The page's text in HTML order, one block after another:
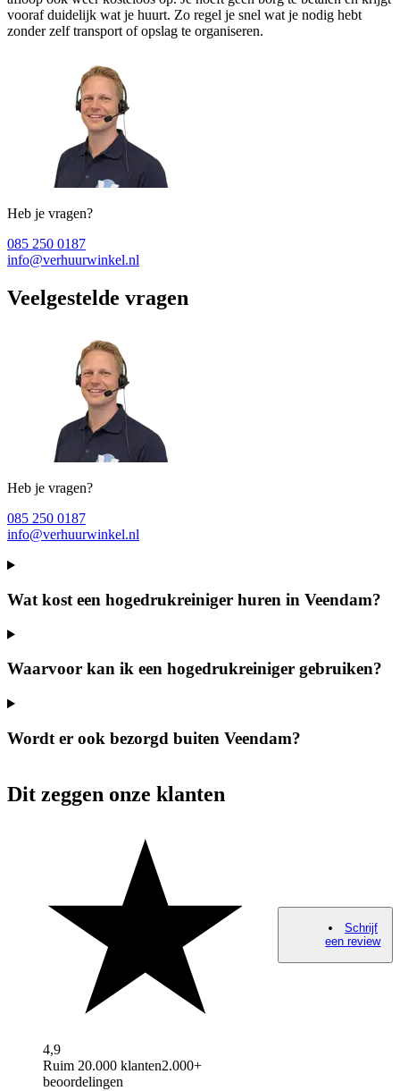
vooraf duidelijk wat je huurt. Zo regel je snel wat je nodig hebt
zonder zelf transport of opslag te organiseren.
Heb je vragen?
085 250 0187
info@verhuurwinkel.nl
Veelgestelde vragen
Heb je vragen?
085 250 0187
info@verhuurwinkel.nl
Wat kost een hogedrukreiniger huren in Veendam?
Waarvoor kan ik een hogedrukreiniger gebruiken?
Wordt er ook bezorgd buiten Veendam?
Dit zeggen onze klanten
4,9
Ruim 20.000 klanten2.000+
beoordelingen
Schrijf
een review